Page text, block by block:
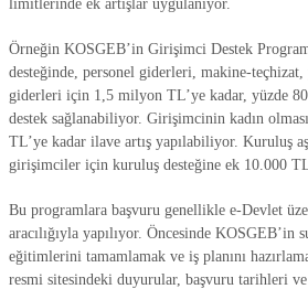
limitlerinde ek artışlar uygulanıyor.
Örneğin KOSGEB’in Girişimci Destek
desteğinde, personel giderleri, makine-teçhizat,
giderleri için 1,5 milyon TL’ye kadar, yüzde
destek sağlanabiliyor. Girişimcinin kadın
TL’ye kadar ilave artış yapılabiliyor. Kuruluş
girişimciler için kuruluş desteğine ek 10.000 TL
Bu programlara başvuru genellikle e-Devlet
aracılığıyla yapılıyor. Öncesinde
eğitimlerini tamamlamak ve iş planını
resmi sitesindeki duyurular, başvuru tarihleri